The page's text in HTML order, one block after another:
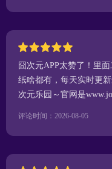
囧次元APP太赞了！里
纸啥都有，每天实时更
次元乐园～官网是
评论时间：2026-08-05